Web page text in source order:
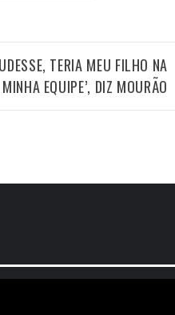
TERIA MEU FILHO NA
MINHA EQUIPE’, DIZ MOURÃO